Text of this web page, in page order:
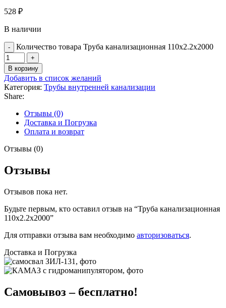
528 ₽
В наличии
Количество товара Труба канализационная 110х2.2х2000
В корзину
Добавить в список желаний
Категория: Трубы внутренней канализации
Share:
Отзывы (0)
Доставка и Погрузка
Оплата и возврат
Отзывы (0)
Отзывы
Отзывов пока нет.
Будьте первым, кто оставил отзыв на “Труба канализационная
110х2.2х2000”
Для отправки отзыва вам необходимо авторизоваться.
Доставка и Погрузка
Самовывоз – бесплатно!